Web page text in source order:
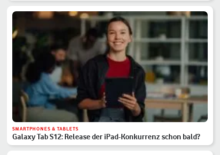
SMARTPHONES & TABLETS
Galaxy Tab S12: Release der iPad-Konkurrenz schon bald?